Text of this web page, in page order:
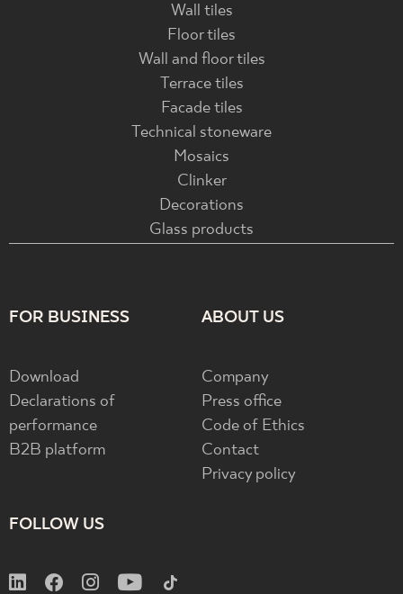
Wall tiles
Floor tiles
Wall and floor tiles
Terrace tiles
Facade tiles
Technical stoneware
Mosaics
Clinker
Decorations
Glass products
FOR BUSINESS
Download
Declarations of
performance
B2B platform
ABOUT US
Company
Press office
Code of Ethics
Contact
Privacy policy
FOLLOW US